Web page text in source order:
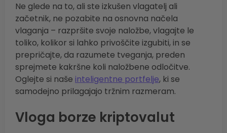
Ne glede na to, ali ste izkušen vlagatelj ali
začetnik, ne pozabite na osnovna načela
vlaganja – razpršite svoje naložbe, vlagajte le
toliko, kolikor si lahko privoščite izgubiti, in se
prepričajte, da razumete tveganja, preden
sprejmete kakršne koli naložbene odločitve.
Oglejte si naše inteligentne portfelje, ki se
samodejno prilagajajo tržnim razmeram.
Vloga borze kriptovalut